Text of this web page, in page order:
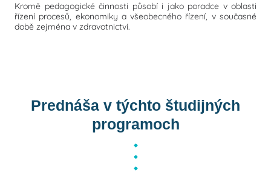
Kromě pedagogické činnosti působí i jako poradce v oblasti
řízení procesů, ekonomiky a všeobecného řízení, v současné
době zejména v zdravotnictví.
Prednáša v týchto študijných
programoch